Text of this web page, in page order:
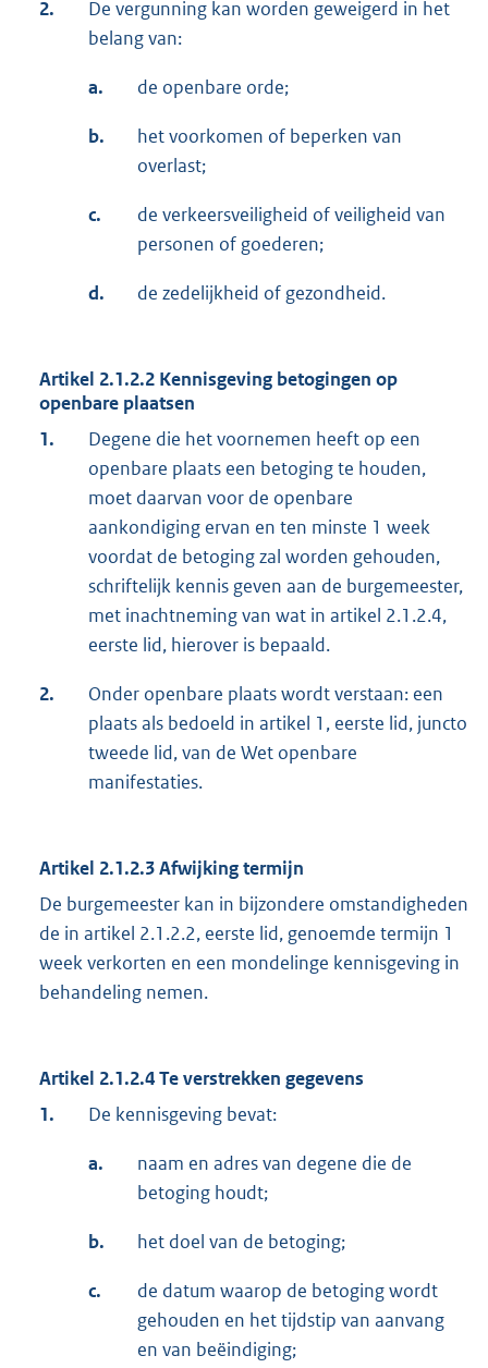
2.
De vergunning kan worden geweigerd in het
belang van:
a. de openbare orde;
b.
het voorkomen of beperken van
overlast;
c.
de verkeersveiligheid of veiligheid van
personen of goederen;
d. de zedelijkheid of gezondheid.
Artikel 2.1.2.2 Kennisgeving betogingen op
openbare plaatsen
1.
Degene die het voornemen heeft op een
openbare plaats een betoging te houden,
moet daarvan voor de openbare
aankondiging ervan en ten minste 1 week
voordat de betoging zal worden gehouden,
schriftelijk kennis geven aan de burgemeester,
met inachtneming van wat in artikel 2.1.2.4,
eerste lid, hierover is bepaald.
2.
Onder openbare plaats wordt verstaan: een
plaats als bedoeld in artikel 1, eerste lid, juncto
tweede lid, van de Wet openbare
manifestaties.
Artikel 2.1.2.3 Afwijking termijn
De burgemeester kan in bijzondere omstandigheden
de in artikel 2.1.2.2, eerste lid, genoemde termijn 1
week verkorten en een mondelinge kennisgeving in
behandeling nemen.
Artikel 2.1.2.4 Te verstrekken gegevens
1.
De kennisgeving bevat:
a.
naam en adres van degene die de
betoging houdt;
b. het doel van de betoging;
c.
de datum waarop de betoging wordt
gehouden en het tijdstip van aanvang
en van beëindiging;